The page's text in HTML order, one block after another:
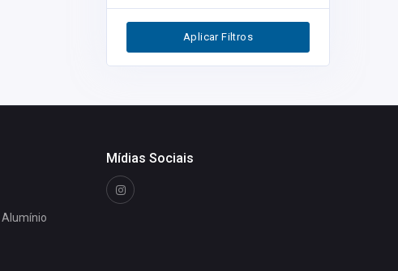
Aplicar Filtros
Alumínio
Mídias Sociais